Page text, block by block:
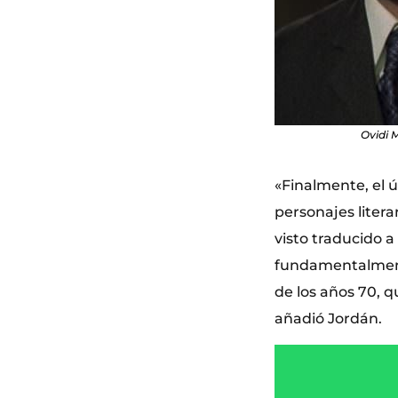
Ovidi
«Finalmente, el
personajes
visto traducido a
de los años 70,
añadió Jordán.